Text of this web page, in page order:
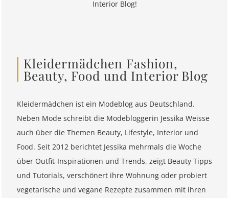
Interior Blog!
Kleidermädchen Fashion,
Beauty, Food und Interior Blog
Kleidermädchen ist ein Modeblog aus Deutschland.
Neben Mode schreibt die Modebloggerin Jessika Weisse
auch über die Themen Beauty, Lifestyle, Interior und
Food. Seit 2012 berichtet Jessika mehrmals die Woche
über Outfit-Inspirationen und Trends, zeigt Beauty Tipps
und Tutorials, verschönert ihre Wohnung oder probiert
vegetarische und vegane Rezepte zusammen mit ihren